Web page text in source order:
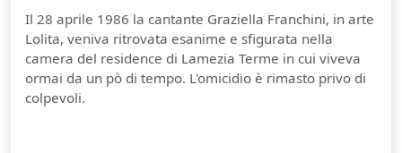
Il 28 aprile 1986 la cantante Graziella Franchini, in arte
Lolita, veniva ritrovata esanime e sfigurata nella
camera del residence di Lamezia Terme in cui viveva
ormai da un pò di tempo. L'omicidio è rimasto privo di
colpevoli.